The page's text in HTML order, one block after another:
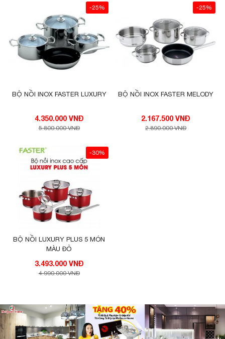
-25%
BỘ NỒI INOX FASTER LUXURY
4.350.000 VNĐ
5.800.000 VNĐ
-25%
BỘ NỒI INOX FASTER MELODY
2.167.500 VNĐ
2.890.000 VNĐ
-30%
BỘ NỒI LUXURY PLUS 5 MÓN
MÀU ĐỎ
3.493.000 VNĐ
4.990.000 VNĐ